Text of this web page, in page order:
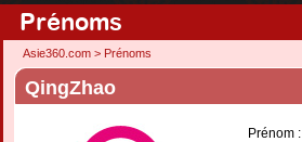
Prénoms
Asie360.com > Prénoms
QingZhao
Prénom :